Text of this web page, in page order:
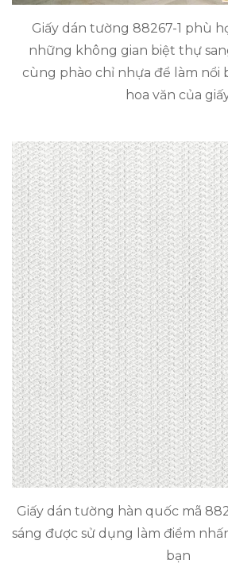
Giấy dán tường 88267-1 phù
những không gian biệt thự
cùng phào chỉ nhựa để làm nổi
hoa văn của
Giấy dán tường hàn quốc mã
sáng được sử dụng làm điểm
bạn